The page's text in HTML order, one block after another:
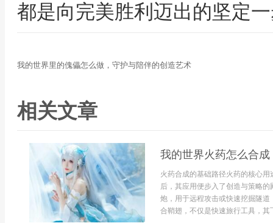
都是向完美胜利迈出的坚定
我的世界里的傀儡怎么做，守护与陪伴的创造艺术
相关文章
我的世界火药怎么合
火药合成的基础路径火药的核心
后，其应用便步入了创造与策略
炮，用于远程攻击或快速挖掘隧
合鞘翅，不仅是快速旅行工具，